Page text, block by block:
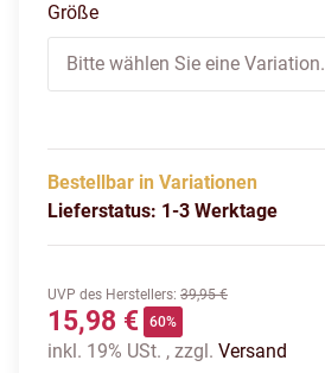
Größe
Bitte wählen Sie eine Variation.
Bestellbar in Variationen
Lieferstatus: 1-3 Werktage
UVP des Herstellers: 39,95 €
15,98 € 60%
inkl. 19% USt. , zzgl. Versand